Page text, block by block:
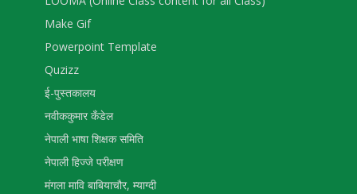
Make Gif
Powerpoint Template
Quzizz
ई-पुस्तकालय
नवीककुमार कँडेल
नेपाली भाषा शिक्षक समिति
नेपाली हिज्जे परीक्षण
मंगला मावि बाबियाचौर, म्याग्दी